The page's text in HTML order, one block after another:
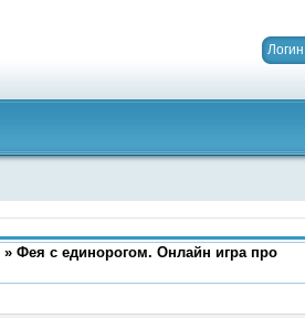
» Фея с единорогом. Онлайн игра про